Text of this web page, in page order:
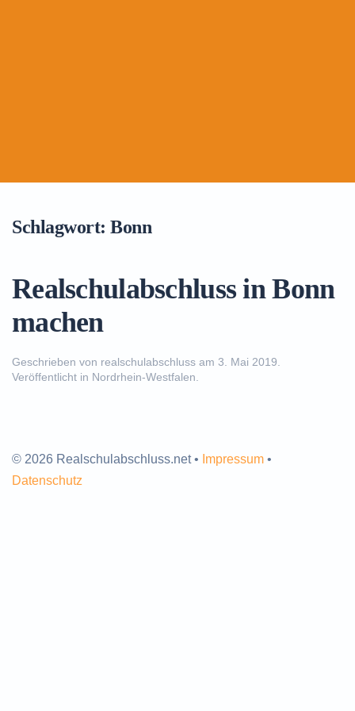
Schlagwort:Bonn
Realschulabschluss in Bonn
machen
Geschrieben von realschulabschluss am 3. Mai 2019
Veröffentlicht in Nordrhein-Westfalen
© 2026 Realschulabschluss.net • Impressum •
Datenschutz